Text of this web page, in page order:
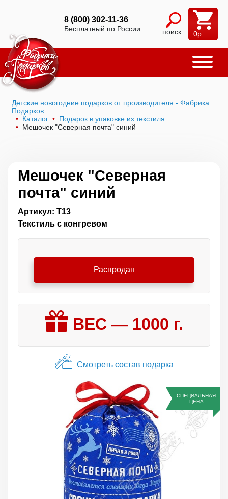
8 (800) 302-11-36
Бесплатный по России поиск 0р.
Детские новогодние подарков от производителя - Фабрика
Подарков
Каталог
Подарок в упаковке из текстиля
Мешочек "Северная почта" синий
СПЕЦИАЛЬНАЯ
ЦЕНА
Мешочек "Северная
почта" синий
Артикул: Т13
Текстиль с конгревом
Распродан
ВЕС — 1000 г.
Смотреть состав подарка